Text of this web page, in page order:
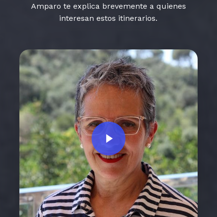
Amparo te explica brevemente a quienes
interesan estos itinerarios.
Play Video